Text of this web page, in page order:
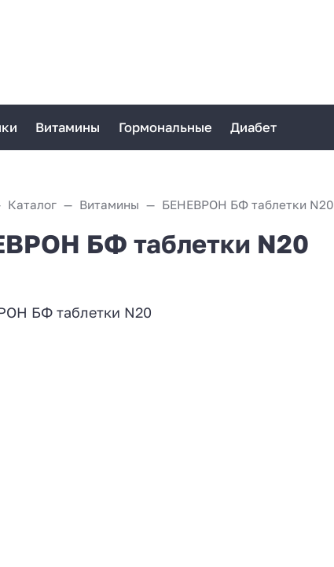
Витамины Гормональные Диабет
Каталог Витамины БЕНЕВРОН БФ таблетки N20
БФ таблетки N20